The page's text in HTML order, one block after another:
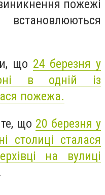
пожежі
що 24 березня у
в одній із
пожежа.
що 20 березня у
столиці сталася
на вулиці